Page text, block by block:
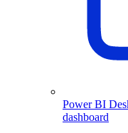
Power BI
dashboard